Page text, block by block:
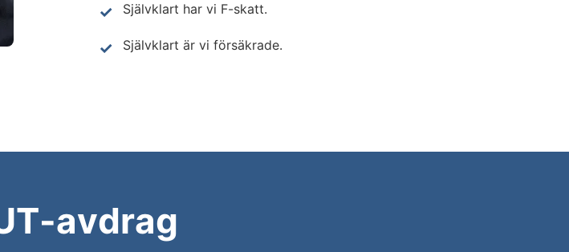
Självklart har vi F-skatt.
Självklart är vi försäkrade.
avdrag